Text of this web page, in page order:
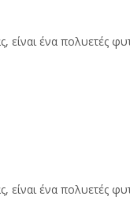
ένα πολυετές
ένα πολυετές